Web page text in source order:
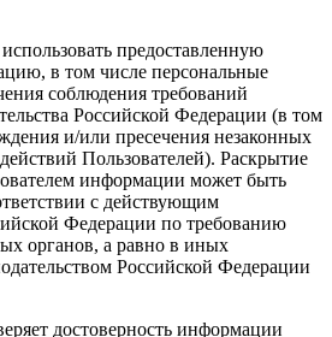
предоставленную
в том числе персональные
соблюдения требований
Российской Федерации (в том
и/или пресечения незаконных
Пользователей). Раскрытие
информации может быть
с действующим
Федерации по требованию
органов, а равно в иных
Российской Федерации
достоверность информации